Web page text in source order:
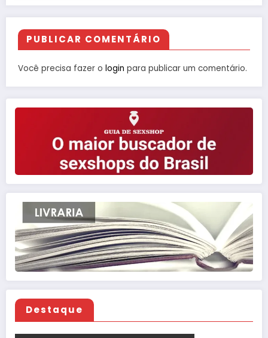
PUBLICAR COMENTÁRIO
Você precisa fazer o login para publicar um comentário.
Destaque